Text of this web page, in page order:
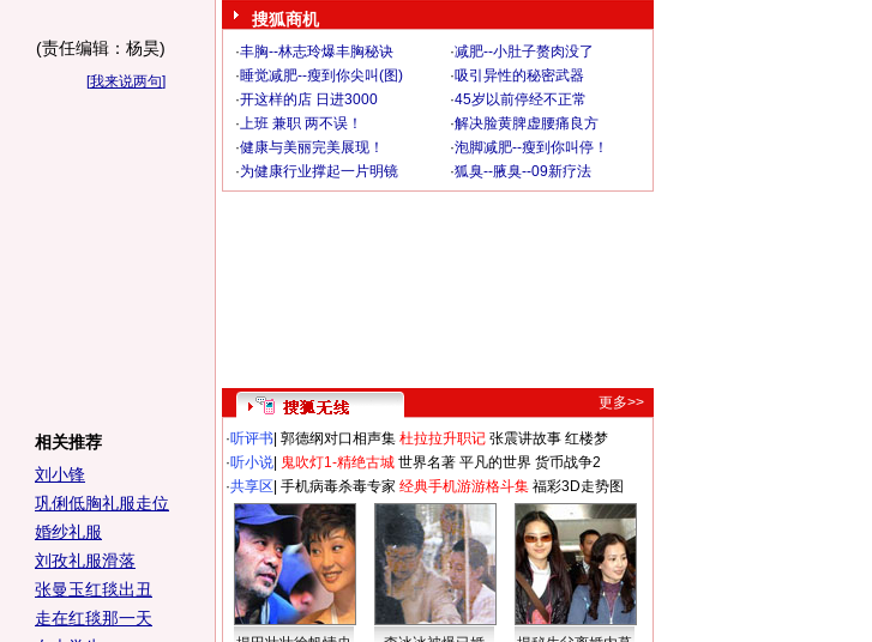
(责任编辑：杨昊)
[我来说两句]
相关推荐
刘小锋
巩俐低胸礼服走位
婚纱礼服
刘孜礼服滑落
张曼玉红毯出丑
走在红毯那一天
搜狐商机
·丰胸--林志玲爆丰胸秘诀 ·减肥--小肚子赘肉没了
·睡觉减肥--瘦到你尖叫(图) ·吸引异性的秘密武器
·开这样的店 日进3000 ·45岁以前停经不正常
·上班 兼职 两不误！ ·解决脸黄脾虚腰痛良方
·健康与美丽完美展现！ ·泡脚减肥--瘦到你叫停！
·为健康行业撑起一片明镜 ·狐臭--腋臭--09新疗法
更多>>
·听评书 郭德纲对口相声集 杜拉拉升职记 张震讲故事 红楼梦
·听小说 鬼吹灯1-精绝古城 世界名著 平凡的世界 货币战争2
·共享区 手机病毒杀毒专家 经典手机游游格斗集 福彩3D走势图